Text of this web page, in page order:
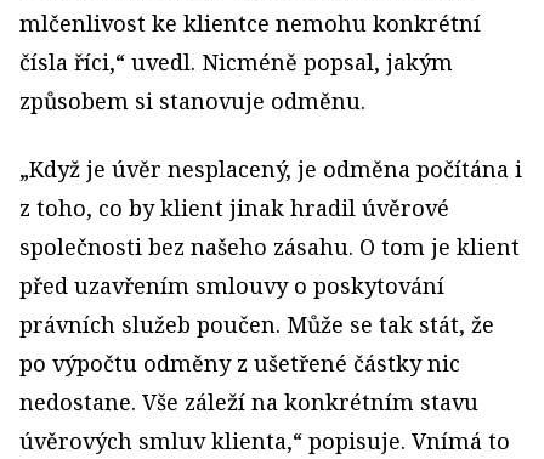
mlčenlivost ke klientce nemohu konkrétní
čísla říci,“ uvedl. Nicméně popsal, jakým
způsobem si stanovuje odměnu.
„Když je úvěr nesplacený, je odměna počítána i
z toho, co by klient jinak hradil úvěrové
společnosti bez našeho zásahu. O tom je klient
před uzavřením smlouvy o poskytování
právních služeb poučen. Může se tak stát, že
po výpočtu odměny z ušetřené částky nic
nedostane. Vše záleží na konkrétním stavu
úvěrových smluv klienta,“ popisuje. Vnímá to